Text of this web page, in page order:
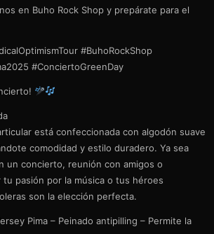
en Buho Rock Shop y prepárate para el
#BuhoRockShop
#ConciertoGreenDay
está confeccionada con algodón suave
comodidad y estilo duradero. Ya sea
un concierto, reunión con amigos o
pasión por la música o tus héroes
son la elección perfecta.
Pima – Peinado antipilling – Permite la